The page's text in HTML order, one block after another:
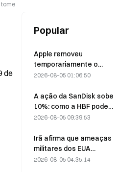
tome
Popular
Apple removeu
temporariamente o
Telegram por causa de
dizendo ter sido alvo de
um “ataque de
segurança”.
2026-08-05 01:06:50
A ação da SanDisk sobe
10%: como a HBF pode
dar início a um novo ciclo
IA — e os resultados
financeiros podem validar
a tese de crescimento?
2026-08-05 09:39:53
Irã afirma que ameaças
militares dos EUA
atrasam acordo com Omã
2026-08-05 04:35:14